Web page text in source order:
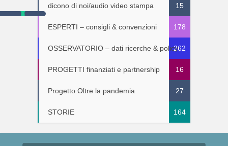
dicono di noi/audio video stampa 15
ESPERTI – consigli & convenzioni 178
OSSERVATORIO – dati ricerche & policy262
PROGETTI finanziati e partnership 16
Progetto Oltre la pandemia 27
STORIE 164